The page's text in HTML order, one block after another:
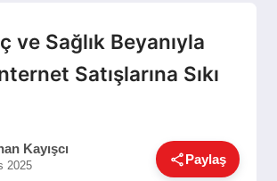
ve Sağlık Beyanıyla
Satışlarına Sıkı
Kayışcı
2025 Paylaş